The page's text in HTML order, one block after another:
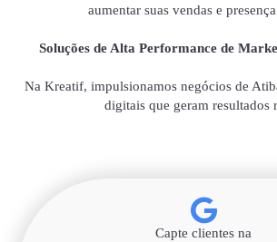
aumentar suas vendas e
Soluções de Alta Performance de
Na Kreatif, impulsionamos negócios de
digitais que geram resultados
Capte clientes na